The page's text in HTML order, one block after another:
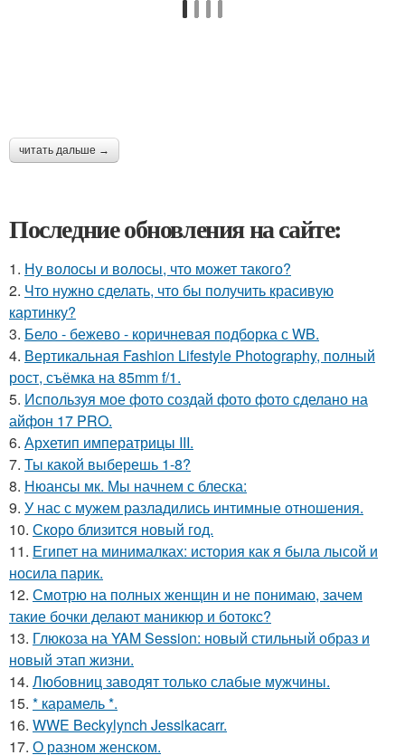
читать дальше →
Последние обновления на сайте:
1. Ну волосы и волосы, что может такого?
2. Что нужно сделать, что бы получить красивую
картинку?
3. Бело - бежево - коричневая подборка с WB.
4. Вертикальная Fashion Lifestyle Photography, полный
рост, съёмка на 85mm f/1.
5. Используя мое фото создай фото фото сделано на
айфон 17 PRO.
6. Архетип императрицы III.
7. Ты какой выберешь 1-8?
8. Нюансы мк. Мы начнем с блеска:
9. У нас с мужем разладились интимные отношения.
10. Скоро близится новый год.
11. Египет на минималках: история как я была лысой и
носила парик.
12. Смотрю на полных женщин и не понимаю, зачем
такие бочки делают маникюр и ботокс?
13. Глюкоза на YAM Session: новый стильный образ и
новый этап жизни.
14. Любовниц заводят только слабые мужчины.
15. * карамель *.
16. WWE Beckylynch Jessikacarr.
17. О разном женском.